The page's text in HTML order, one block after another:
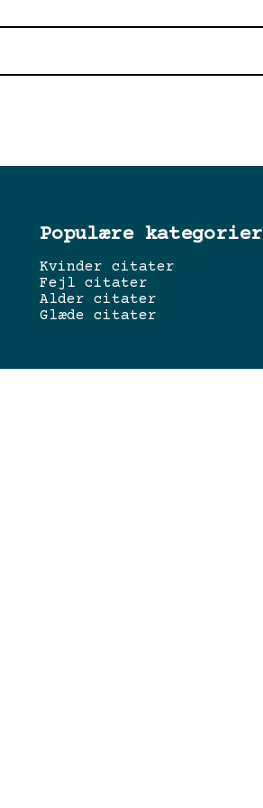
Populære kategorier
Kvinder citater
Fejl citater
Alder citater
Glæde citater